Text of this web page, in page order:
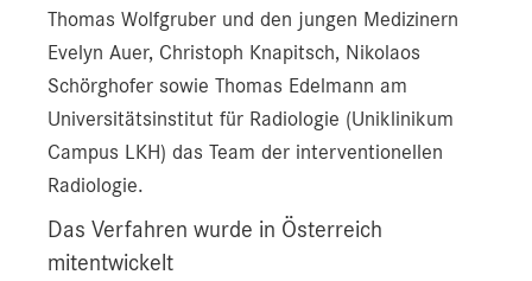
Thomas Wolfgruber und den jungen Medizinern
Evelyn Auer, Christoph Knapitsch, Nikolaos
Schörghofer sowie Thomas Edelmann am
Universitätsinstitut für Radiologie (Uniklinikum
Campus LKH) das Team der interventionellen
Radiologie.
Das Verfahren wurde in Österreich
mitentwickelt